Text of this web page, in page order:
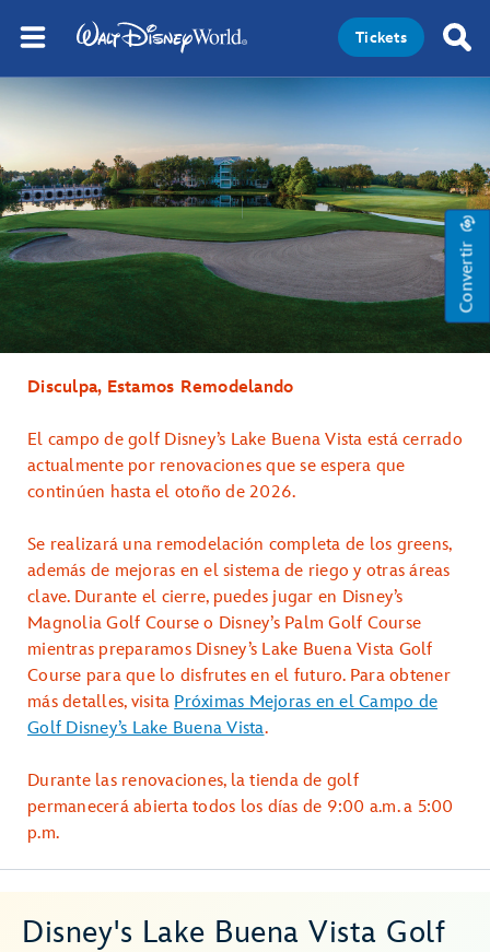
Tickets
Convertir
Disney's Lake Buena Vista Golf
Disculpa, Estamos Remodelando
El campo de golf Disney’s Lake Buena Vista está cerrado
actualmente por renovaciones que se espera que
continúen hasta el otoño de 2026.
Se realizará una remodelación completa de los greens,
además de mejoras en el sistema de riego y otras áreas
clave. Durante el cierre, puedes jugar en Disney’s
Magnolia Golf Course o Disney’s Palm Golf Course
mientras preparamos Disney’s Lake Buena Vista Golf
Course para que lo disfrutes en el futuro. Para obtener
más detalles, visita Próximas Mejoras en el Campo de
Golf Disney’s Lake Buena Vista.
Durante las renovaciones, la tienda de golf
permanecerá abierta todos los días de 9:00 a.m. a 5:00
p.m.